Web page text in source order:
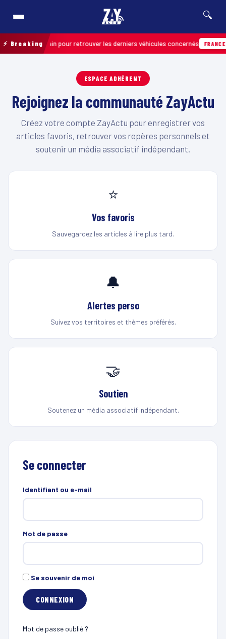
🔍
⚡ Breakingde terrain pour retrouver les derniers véhicules concernés FRANCE
ESPACE ADHÉRENT
Rejoignez la communauté ZayActu
Créez votre compte ZayActu pour enregistrer vos
articles favoris, retrouver vos repères personnels et
soutenir un média associatif indépendant.
⭐
Vos favoris
Sauvegardez les articles à lire plus tard.
🔔
Alertes perso
Suivez vos territoires et thèmes préférés.
🤝
Soutien
Soutenez un média associatif indépendant.
Se connecter
Identifiant ou e-mail
Mot de passe
Se souvenir de moi
Mot de passe oublié ?